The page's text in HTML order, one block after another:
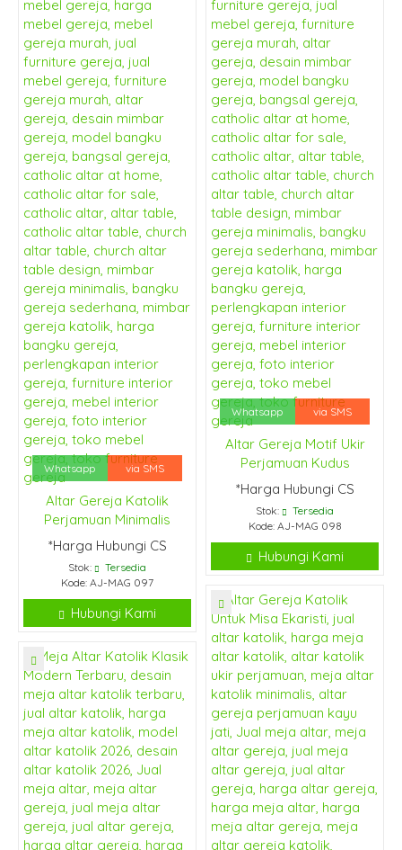
Whatsapp via SMS
Altar Gereja Motif Ukir
Perjamuan Kudus
*Harga Hubungi CS
Stok:
Tersedia
Kode: AJ-MAG 098
Hubungi Kami
Whatsapp via SMS
Altar Gereja Katolik
Perjamuan Minimalis
*Harga Hubungi CS
Stok:
Tersedia
Kode: AJ-MAG 097
Hubungi Kami